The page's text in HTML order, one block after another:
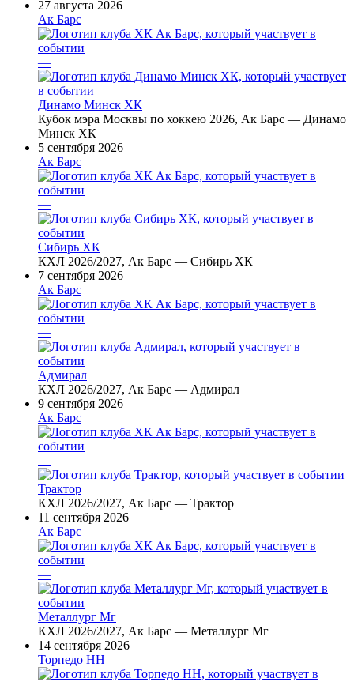
27 августа 2026
Ак Барс
—
Динамо Минск ХК
Кубок мэра Москвы по хоккею 2026, Ак Барс — Динамо
Минск ХК
5 сентября 2026
Ак Барс
—
Сибирь ХК
КХЛ 2026/2027, Ак Барс — Сибирь ХК
7 сентября 2026
Ак Барс
—
Адмирал
КХЛ 2026/2027, Ак Барс — Адмирал
9 сентября 2026
Ак Барс
—
Трактор
КХЛ 2026/2027, Ак Барс — Трактор
11 сентября 2026
Ак Барс
—
Металлург Мг
КХЛ 2026/2027, Ак Барс — Металлург Мг
14 сентября 2026
Торпедо НН